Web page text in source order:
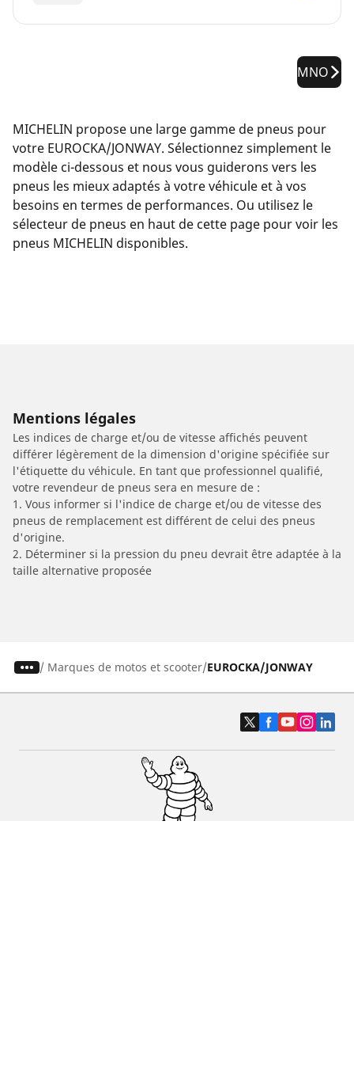
MNO
MICHELIN propose une large gamme de pneus pour
votre EUROCKA/JONWAY. Sélectionnez simplement le
modèle ci-dessous et nous vous guiderons vers les
pneus les mieux adaptés à votre véhicule et à vos
besoins en termes de performances. Ou utilisez le
sélecteur de pneus en haut de cette page pour voir les
pneus MICHELIN disponibles.
Mentions légales
Les indices de charge et/ou de vitesse affichés peuvent
différer légèrement de la dimension d'origine spécifiée sur
l'étiquette du véhicule. En tant que professionnel qualifié,
votre revendeur de pneus sera en mesure de :
1. Vous informer si l'indice de charge et/ou de vitesse des
pneus de remplacement est différent de celui des pneus
d'origine.
2. Déterminer si la pression du pneu devrait être adaptée à la
taille alternative proposée
/ Marques de motos et scooter EUROCKA/JONWAY